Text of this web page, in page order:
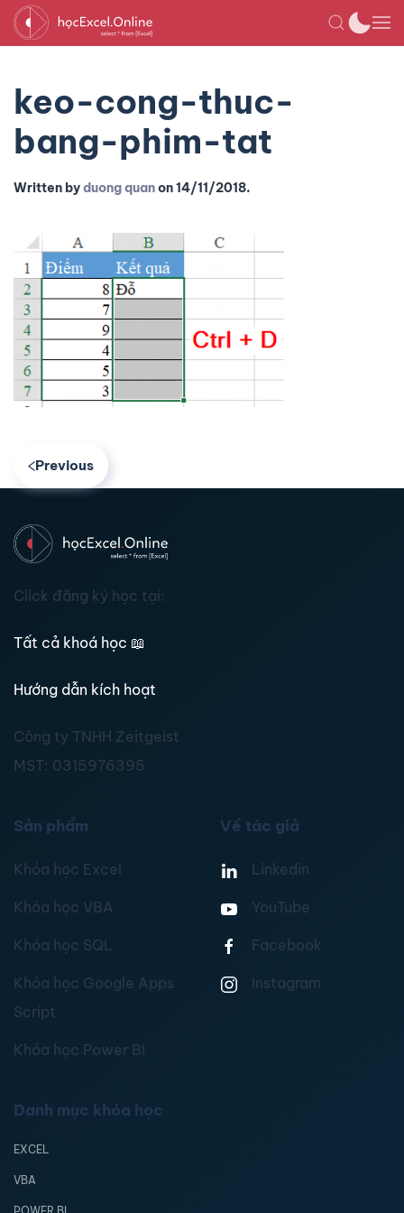
keo-cong-thuc-
bang-phim-tat
Written byduong quanon14/11/2018.
Previous
Click đăng ký học tại:
Tất cả khoá học 📖
Hướng dẫn kích hoạt
Công ty TNHH Zeitgeist
MST: 0315976395
Sản phẩm
Khóa học Excel
Khóa học VBA
Khóa học SQL
Khóa học Google Apps
Script
Khóa học Power BI
Về tác giả
Linkedin
YouTube
Facebook
Instagram
Danh mục khóa học
EXCEL
VBA